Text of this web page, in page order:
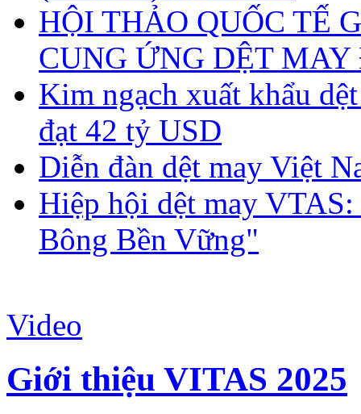
HỘI THẢO QUỐC TẾ
CUNG ỨNG DỆT
Kim ngạch xuất khẩu
đạt 42 tỷ USD
Diễn đàn dệt may Việt
Hiệp hội dệt may
Bông Bền Vững"
Video
Giới thiệu VITAS 2025